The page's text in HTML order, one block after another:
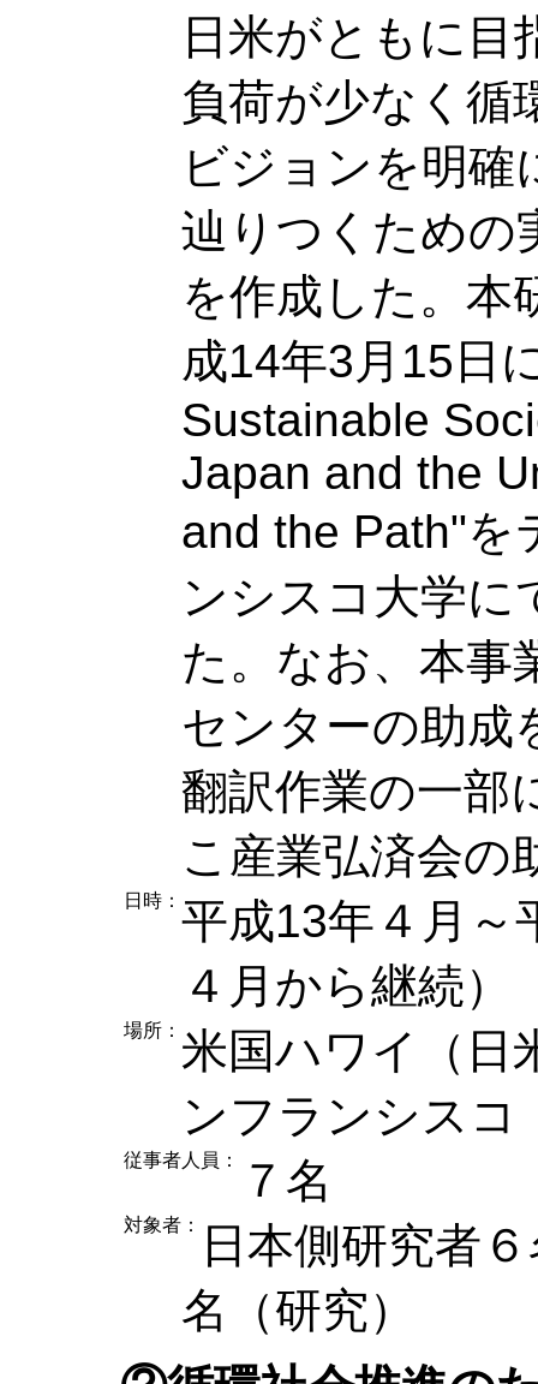
日米がともに目
負荷が少なく循
ビジョンを明
辿りつくための
を作成した。本
成14年3月15日
Sustainable
Japan and the
and the Path"を
ンシスコ大学に
た。なお、本事
センターの助成
翻訳作業の一部
こ産業弘済会の
日時： 平成13年４月～
４月から継続）
場所： 米国ハワイ（日
ンフランシスコ
従事者人員： ７名
対象者：
日本側研究者
名（研究）